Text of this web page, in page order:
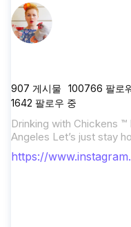
907 게시물 100766 팔로
1642 팔로우 중
Drinking with Chickens
Angeles Let’s just stay
chickens.
https://